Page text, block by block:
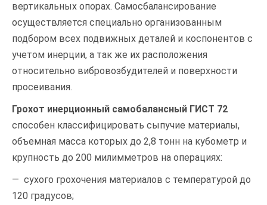
вертикальных опорах. Самосбалансирование
осуществляется специально организованным
подбором всех подвижных деталей и коспонентов с
учетом инерции, а так же их расположения
относительно вибровозбудителей и поверхности
просеивания.
Грохот инерционный самобалансный ГИСТ 72
способен классифицировать сыпучие материалы,
объемная масса которых до 2,8 тонн на кубометр и
крупность до 200 милимметров на операциях:
— сухого грохочения материалов с температурой до
120 градусов;